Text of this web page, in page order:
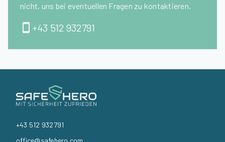
nicht, uns bei eventuellen Fragen zu kontaktieren.
+43 512 932791
+43 512 932791